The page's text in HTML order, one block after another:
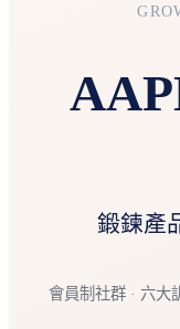
鍛鍊產
會員制社群 · 六大